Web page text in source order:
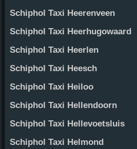
Schiphol Taxi Heerenveen
Schiphol Taxi Heerhugowaard
Schiphol Taxi Heerlen
Schiphol Taxi Heesch
Schiphol Taxi Heiloo
Schiphol Taxi Hellendoorn
Schiphol Taxi Hellevoetsluis
Schiphol Taxi Helmond